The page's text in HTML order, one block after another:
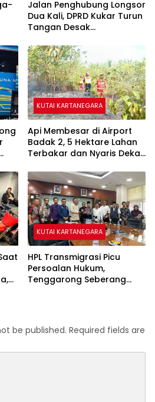
Jalan Penghubung Longsor
Dua Kali, DPRD Kukar Turun
Tangan Desak
KUTAI KARTANEGARA
Api Membesar di Airport
Badak 2, 5 Hektare Lahan
Terbakar dan Nyaris Dekati
KUTAI KARTANEGARA
HPL Transmigrasi Picu
Persoalan Hukum,
Tenggarong Seberang
be published. Required fields are